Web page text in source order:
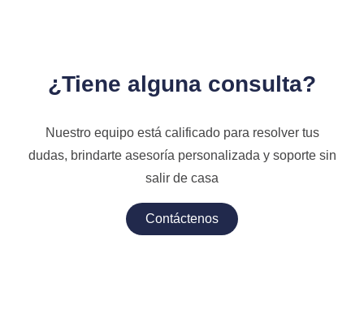
anal. Con bkSpecto,
dinámico en tiempo real
durante las maniobras de
compresión y Valsalva,
así como una excelente
¿Tiene alguna consulta?
Nuestro equipo está calificado para resolver tus
dudas, brindarte asesoría personalizada y soporte sin
salir de casa
Contáctenos